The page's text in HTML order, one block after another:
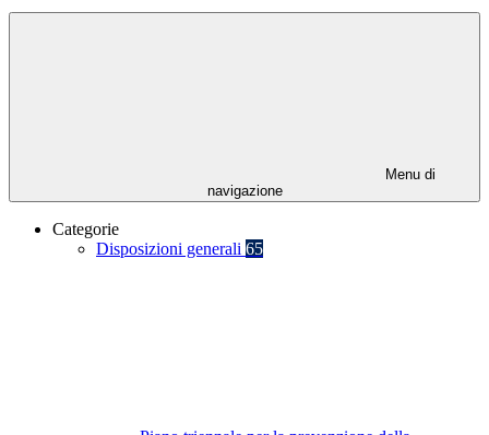
Menu di
navigazione
Categorie
Disposizioni generali 65